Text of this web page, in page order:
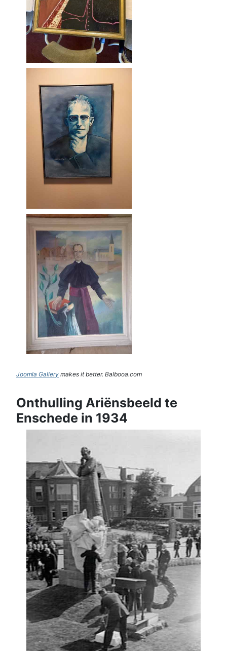
Joomla Gallery makes it better. Balbooa.com
Onthulling Ariënsbeeld te
Enschede in 1934